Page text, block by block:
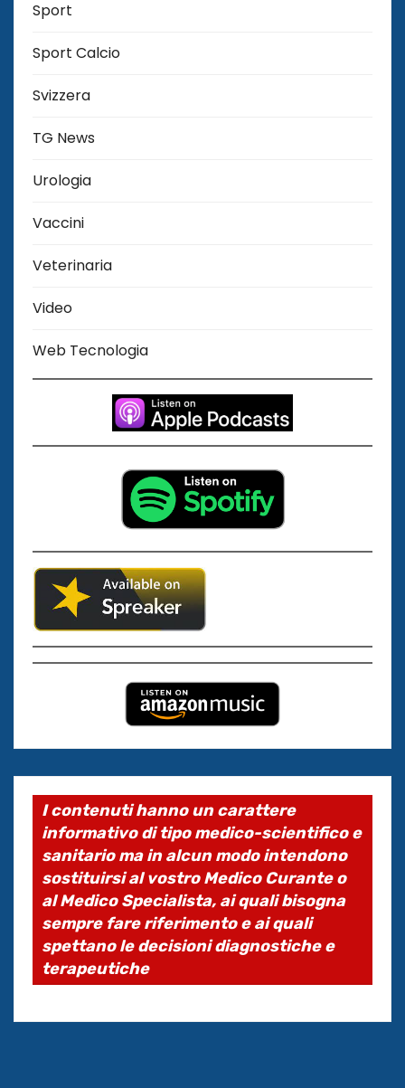
Sport
Sport Calcio
Svizzera
TG News
Urologia
Vaccini
Veterinaria
Video
Web Tecnologia
I contenuti hanno un carattere
informativo di tipo medico-scientifico e
sanitario ma in alcun modo intendono
sostituirsi al vostro Medico Curante o
al Medico Specialista, ai quali bisogna
sempre fare riferimento e ai quali
spettano le decisioni diagnostiche e
terapeutiche